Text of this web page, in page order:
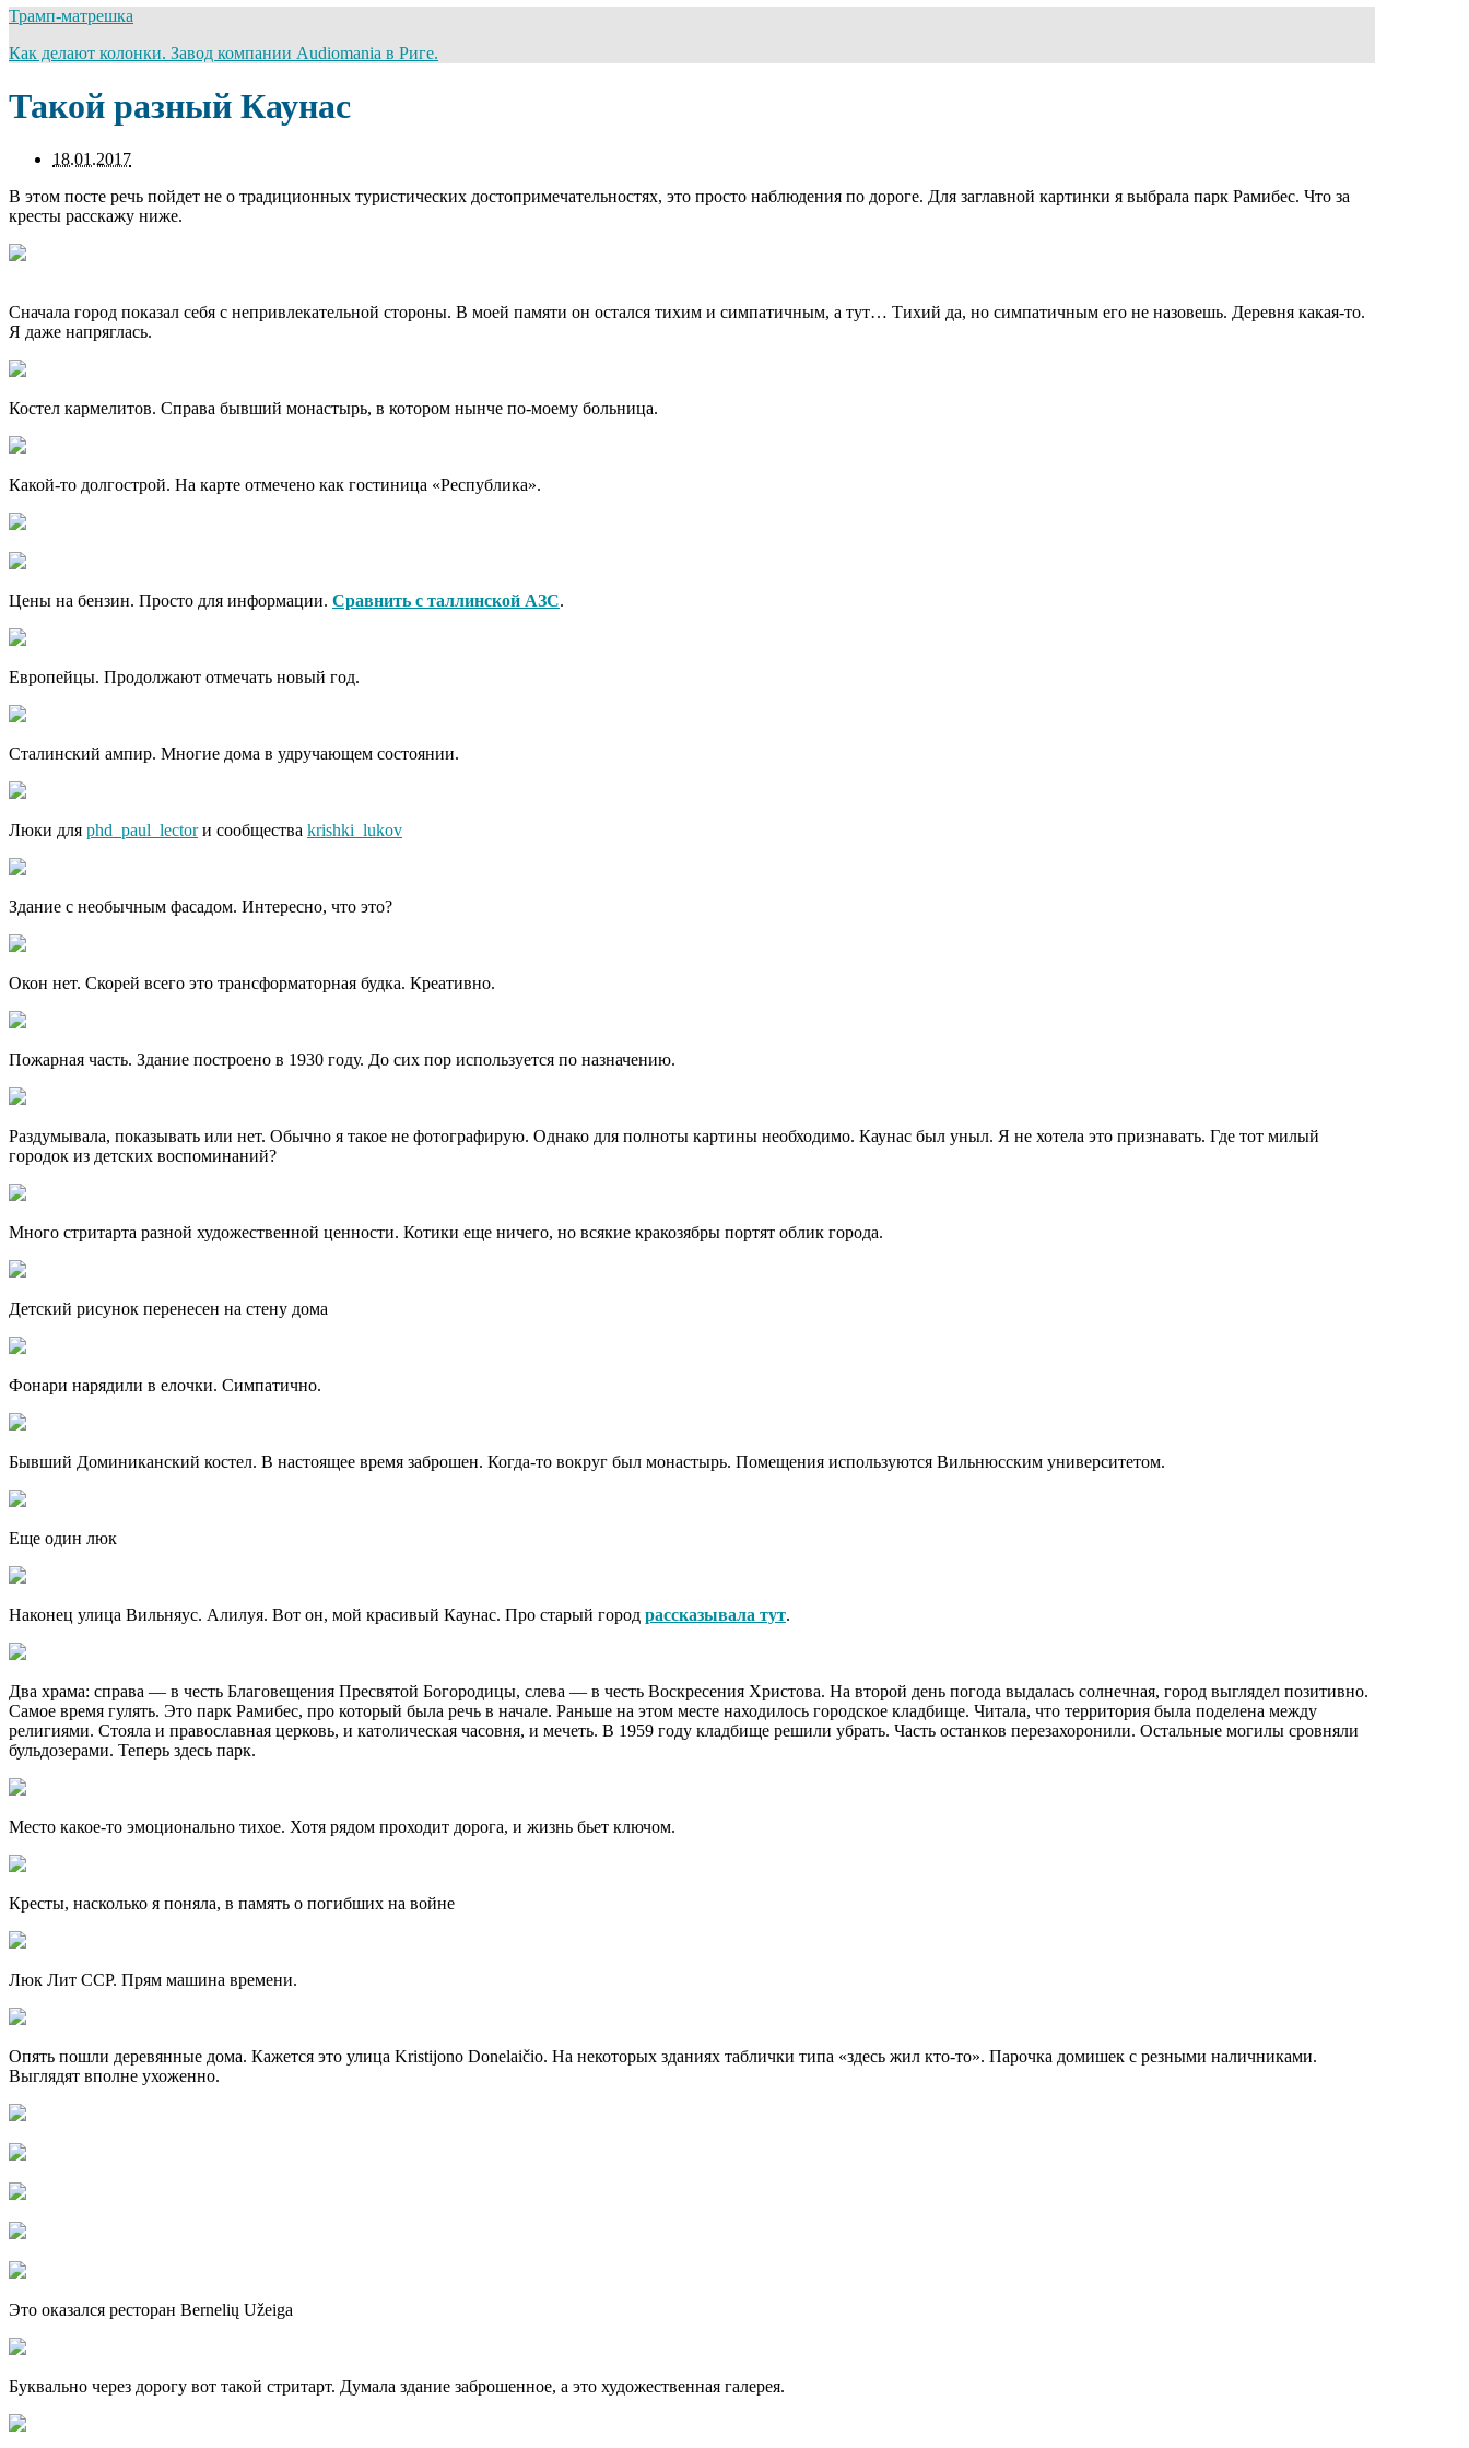
Трамп-матрешка
Как делают колонки. Завод компании Audiomania в Риге.
Такой разный Каунас
18.01.2017
В этом посте речь пойдет не о традиционных туристических достопримечательностях, это просто наблюдения по дороге. Для заглавной картинки я выбрала парк Рамибес. Что за
кресты расскажу ниже.
Сначала город показал себя с непривлекательной стороны. В моей памяти он остался тихим и симпатичным, а тут… Тихий да, но симпатичным его не назовешь. Деревня какая-то.
Я даже напряглась.
Костел кармелитов. Справа бывший монастырь, в котором нынче по-моему больница.
Какой-то долгострой. На карте отмечено как гостиница «Республика».
Цены на бензин. Просто для информации. Сравнить с таллинской АЗС.
Европейцы. Продолжают отмечать новый год.
Сталинский ампир. Многие дома в удручающем состоянии.
Люки для phd_paul_lectorи сообщества krishki_lukov
Здание с необычным фасадом. Интересно, что это?
Окон нет. Скорей всего это трансформаторная будка. Креативно.
Пожарная часть. Здание построено в 1930 году. До сих пор используется по назначению.
Раздумывала, показывать или нет. Обычно я такое не фотографирую. Однако для полноты картины необходимо. Каунас был уныл. Я не хотела это признавать. Где тот милый
городок из детских воспоминаний?
Много стритарта разной художественной ценности. Котики еще ничего, но всякие кракозябры портят облик города.
Детский рисунок перенесен на стену дома
Фонари нарядили в елочки. Симпатично.
Бывший Доминиканский костел. В настоящее время заброшен. Когда-то вокруг был монастырь. Помещения используются Вильнюсским университетом.
Еще один люк
Наконец улица Вильняус. Алилуя. Вот он, мой красивый Каунас. Про старый город рассказывала тут.
Два храма: справа — в честь Благовещения Пресвятой Богородицы, слева — в честь Воскресения Христова. На второй день погода выдалась солнечная, город выглядел позитивно.
Самое время гулять. Это парк Рамибес, про который была речь в начале. Раньше на этом месте находилось городское кладбище. Читала, что территория была поделена между
религиями. Стояла и православная церковь, и католическая часовня, и мечеть. В 1959 году кладбище решили убрать. Часть останков перезахоронили. Остальные могилы сровняли
бульдозерами. Теперь здесь парк.
Место какое-то эмоционально тихое. Хотя рядом проходит дорога, и жизнь бьет ключом.
Кресты, насколько я поняла, в память о погибших на войне
Люк Лит ССР. Прям машина времени.
Опять пошли деревянные дома. Кажется это улица Kristijono Donelaičio. На некоторых зданиях таблички типа «здесь жил кто-то». Парочка домишек с резными наличниками.
Выглядят вполне ухоженно.
Это оказался ресторан Bernelių Užeiga
Буквально через дорогу вот такой стритарт. Думала здание заброшенное, а это художественная галерея.